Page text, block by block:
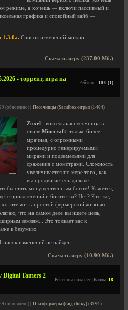
режиме, а хочешь — включи пассивный и
графика и спокойный вайб —
1.3.0a. Список изменений можно
Скачать игру (237.00 Мб.)
- торрент, игра на
Рейтинг: 10.0 (1)
(обновлено) | Песочницы (Sandbox-игры) (1404)
Zoxel - воксельная песочница в
стиле Minecraft , только более
мрачная, с огромными
процедурно генерируемыми
мирами и подземельями для
сражения с монстрами. Сложность
увеличивается по мере того, как
вы продвигаетесь дальше.
стать могущественным богом! Кажется,
приключений и богатства? Нет? Что же,
жить простой фермерской жизнью
что на самом деле вы ищете цель,
землям... Это толкает вас к
к безумию.
Список изменений не найден.
Скачать игру (10.90 Мб.)
Digital Tamers 2
Рейтинга пока нет | Баллы: 18
(обновлено) | Платформеры (вид сбоку) (3991)